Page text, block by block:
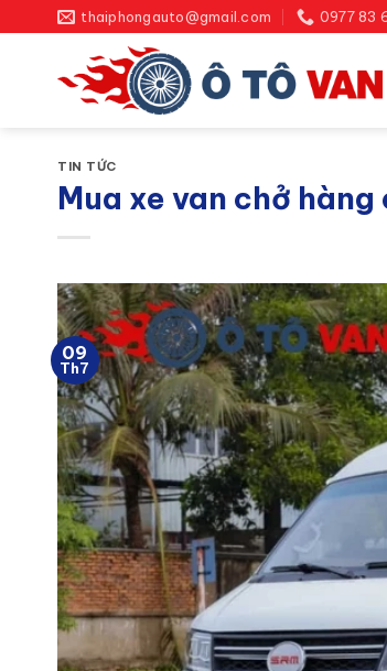
qua
thaiphongauto@gmail.com 0977 83
TIN TỨC
Mua xe van chở
09
Th7